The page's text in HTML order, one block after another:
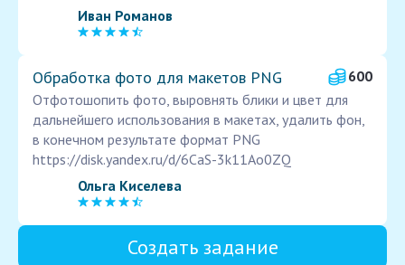
Иван Романов
Обработка фото для макетов PNG
600
Отфотошопить фото, выровнять блики и цвет для
дальнейшего использования в макетах, удалить фон,
в конечном результате формат PNG
https://disk.yandex.ru/d/6CaS-3k11Ao0ZQ
Ольга Киселева
Создать задание